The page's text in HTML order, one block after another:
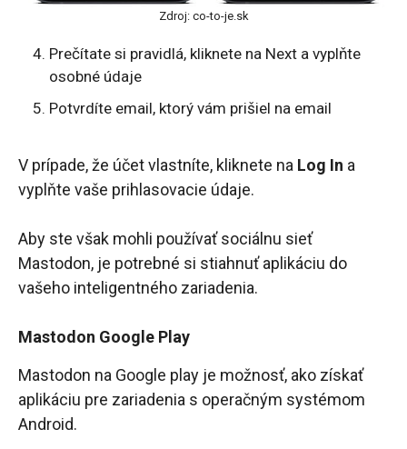
Zdroj: co-to-je.sk
Prečítate si pravidlá, kliknete na Next a vyplňte
osobné údaje
Potvrdíte email, ktorý vám prišiel na email
V prípade, že účet vlastníte, kliknete na Log In a
vyplňte vaše prihlasovacie údaje.
Aby ste však mohli používať sociálnu sieť
Mastodon, je potrebné si stiahnuť aplikáciu do
vašeho inteligentného zariadenia.
Mastodon Google Play
Mastodon na Google play je možnosť, ako získať
aplikáciu pre zariadenia s operačným systémom
Android.